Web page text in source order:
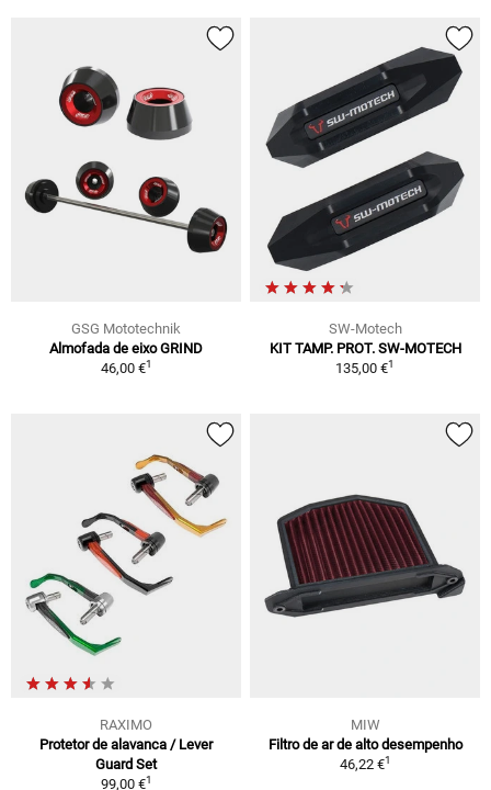
GSG Mototechnik
Almofada de eixo GRIND
46,00 €1
SW-Motech
KIT TAMP. PROT. SW-MOTECH
135,00 €1
RAXIMO
Protetor de alavanca / Lever
Guard Set
99,00 €1
MIW
Filtro de ar de alto desempenho
46,22 €1